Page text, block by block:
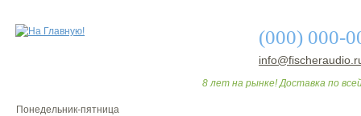
(000) 000-
8 лет на рынке! Доставка по
Понедельник-пятница